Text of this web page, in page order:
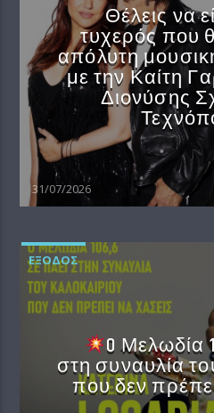
Θέλεις να
τυχερός που
απόλυτη
με την Καίτη
Διονύσης
31/07/2026
EΞΟΔΟΣ
O Μελωδία
στη συναυλία
που δεν